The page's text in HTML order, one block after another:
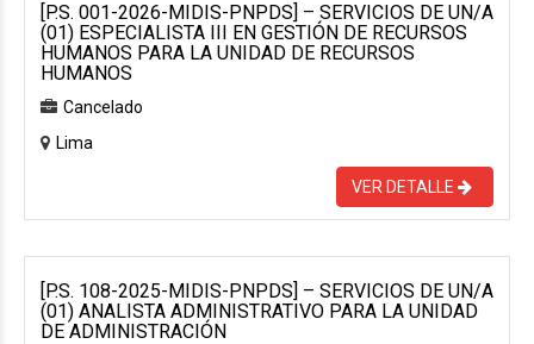
[P.S. 001-2026-MIDIS-PNPDS] – SERVICIOS DE UN/A
(01) ESPECIALISTA III EN GESTIÓN DE RECURSOS
HUMANOS PARA LA UNIDAD DE RECURSOS
HUMANOS
Cancelado
Lima
VER DETALLE
[P.S. 108-2025-MIDIS-PNPDS] – SERVICIOS DE UN/A
(01) ANALISTA ADMINISTRATIVO PARA LA UNIDAD
DE ADMINISTRACIÓN